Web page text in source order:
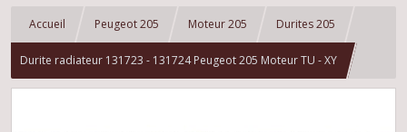
Accueil Peugeot 205 Moteur 205 Durites 205
Durite radiateur 131723 - 131724 Peugeot 205 Moteur TU - XY